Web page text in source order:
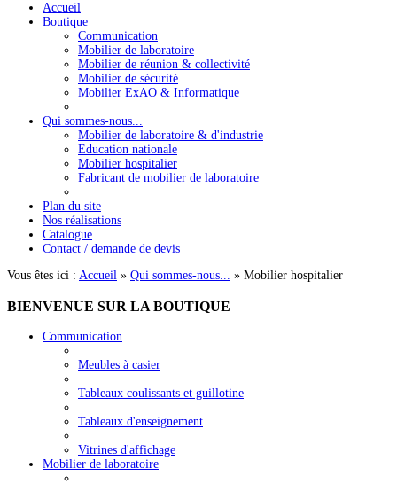
Accueil
Boutique
Communication
Mobilier de laboratoire
Mobilier de réunion & collectivité
Mobilier de sécurité
Mobilier ExAO & Informatique
Qui sommes-nous...
Mobilier de laboratoire & d'industrie
Education nationale
Mobilier hospitalier
Fabricant de mobilier de laboratoire
Plan du site
Nos réalisations
Catalogue
Contact / demande de devis
Vous êtes ici : Accueil » Qui sommes-nous... » Mobilier hospitalier
BIENVENUE SUR LA BOUTIQUE
Communication
Meubles à casier
Tableaux coulissants et guillotine
Tableaux d'enseignement
Vitrines d'affichage
Mobilier de laboratoire